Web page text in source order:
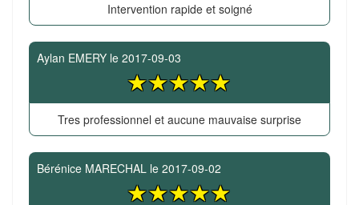
Intervention rapide et soigné
Aylan EMERY le 2017-09-03
Tres professionnel et aucune mauvaise surprise
Bérénice MARECHAL le 2017-09-02